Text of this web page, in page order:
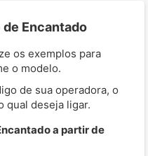
de Encantado
os exemplos para
o modelo.
de sua operadora, o
qual deseja ligar.
a partir de